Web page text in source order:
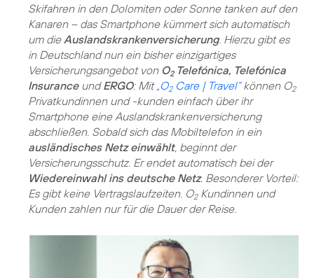
Skifahren in den Dolomiten oder Sonne tanken auf den
Kanaren – das Smartphone kümmert sich automatisch
um dieAuslandskrankenversicherung. Hierzu gibt es
in Deutschland nun ein bisher einzigartiges
Versicherungsangebot von O2Telefónica, Telefónica
InsuranceundERGO: Mit„O2Care | Travel“können O2
Privatkundinnen und -kunden einfach über ihr
Smartphone eine Auslandskrankenversicherung
abschließen. Sobald sich das Mobiltelefon in ein
ausländisches Netz einwählt, beginnt der
Versicherungsschutz. Er endet automatisch bei der
Wiedereinwahl ins deutsche Netz. Besonderer Vorteil:
Es gibt keine Vertragslaufzeiten. O2Kundinnen und
Kunden zahlen nur für die Dauer der Reise.